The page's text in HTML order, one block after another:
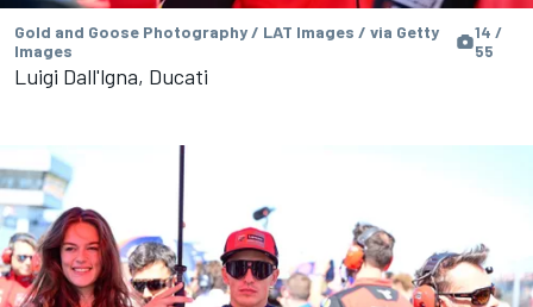
Gold and Goose Photography / LAT Images / via Getty
Images
14 /
55
Luigi Dall'lgna, Ducati